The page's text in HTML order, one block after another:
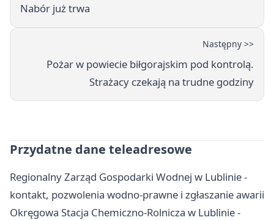
Nabór już trwa
Następny >>
Pożar w powiecie biłgorajskim pod kontrolą.
Strażacy czekają na trudne godziny
Przydatne dane teleadresowe
Regionalny Zarząd Gospodarki Wodnej w Lublinie -
kontakt, pozwolenia wodno-prawne i zgłaszanie awarii
Okręgowa Stacja Chemiczno-Rolnicza w Lublinie -